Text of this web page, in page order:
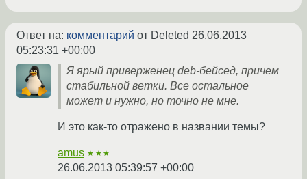
Ответ на: комментарий от Deleted 26.06.2013
05:23:31 +00:00
Я ярый приверженец deb-бейсед, причем
стабильной ветки. Все остальное
может и нужно, но точно не мне.
И это как-то отражено в названии темы?
amus ★★★
26.06.2013 05:39:57 +00:00